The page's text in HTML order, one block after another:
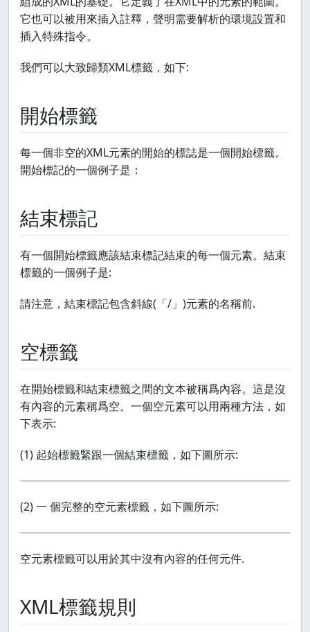
它也可以被用來插入註釋，聲明需要解析的環境設置和
插入特殊指令。
我們可以大致歸類XML標籤，如下:
開始標籤
每一個非空的XML元素的開始的標誌是一個開始標籤。
開始標記的一個例子是：
結束標記
有一個開始標籤應該結束標記結束的每一個元素。結束
標籤的一個例子是:
請注意，結束標記包含斜線(「/」)元素的名稱前.
空標籤
在開始標籤和結束標籤之間的文本被稱爲內容。這是沒
有內容的元素稱爲空。一個空元素可以用兩種方法，如
下表示:
(1) 起始標籤緊跟一個結束標籤，如下圖所示:
(2) 一 個完整的空元素標籤，如下圖所示:
空元素標籤可以用於其中沒有內容的任何元件.
XML標籤規則